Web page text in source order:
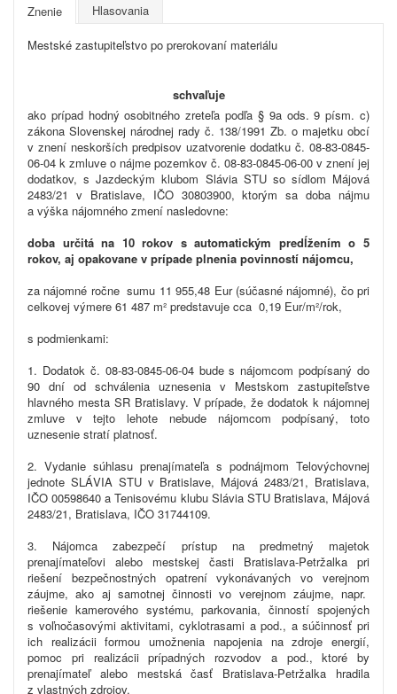
Znenie Hlasovania
Mestské zastupiteľstvo po prerokovaní materiálu
schvaľuje
ako prípad hodný osobitného zreteľa podľa § 9a ods. 9 písm. c)
zákona Slovenskej národnej rady č. 138/1991 Zb. o majetku obcí
v znení neskorších predpisov uzatvorenie dodatku č. 08-83-0845-
06-04 k zmluve o nájme pozemkov č. 08-83-0845-06-00 v znení jej
dodatkov, s Jazdeckým klubom Slávia STU so sídlom Májová
2483/21 v Bratislave, IČO 30803900, ktorým sa doba nájmu
a výška nájomného zmení nasledovne:
doba určitá na 10 rokov s automatickým predĺžením o 5
rokov, aj opakovane v prípade plnenia povinností nájomcu,
za nájomné ročne sumu 11 955,48 Eur (súčasné nájomné), čo pri
celkovej výmere 61 487 m² predstavuje cca 0,19 Eur/m²/rok,
s podmienkami:
1. Dodatok č. 08-83-0845-06-04 bude s nájomcom podpísaný do
90 dní od schválenia uznesenia v Mestskom zastupiteľstve
hlavného mesta SR Bratislavy. V prípade, že dodatok k nájomnej
zmluve v tejto lehote nebude nájomcom podpísaný, toto
uznesenie stratí platnosť.
2. Vydanie súhlasu prenajímateľa s podnájmom Telovýchovnej
jednote SLÁVIA STU v Bratislave, Májová 2483/21, Bratislava,
IČO 00598640 a Tenisovému klubu Slávia STU Bratislava, Májová
2483/21, Bratislava, IČO 31744109.
3. Nájomca zabezpečí prístup na predmetný majetok
prenajímateľovi alebo mestskej časti Bratislava-Petržalka pri
riešení bezpečnostných opatrení vykonávaných vo verejnom
záujme, ako aj samotnej činnosti vo verejnom záujme, napr.
riešenie kamerového systému, parkovania, činností spojených
s voľnočasovými aktivitami, cyklotrasami a pod., a súčinnosť pri
ich realizácii formou umožnenia napojenia na zdroje energií,
pomoc pri realizácii prípadných rozvodov a pod., ktoré by
prenajímateľ alebo mestská časť Bratislava-Petržalka hradila
z vlastných zdrojov.